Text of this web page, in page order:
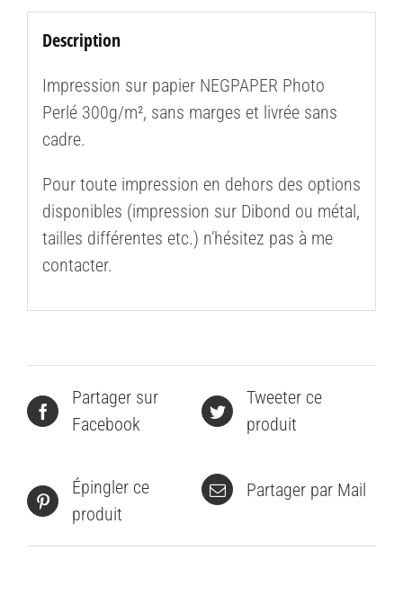
Description
Impression sur papier NEGPAPER Photo
Perlé 300g/m², sans marges et livrée sans
cadre.
Pour toute impression en dehors des options
disponibles (impression sur Dibond ou métal,
tailles différentes etc.) n’hésitez pas à me
contacter.
Partager sur
Facebook
Tweeter ce
produit
Épingler ce
produit
Partager par Mail